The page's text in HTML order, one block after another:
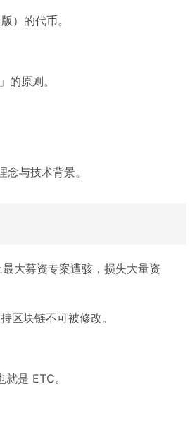
）的代币。
原则。
与技术背景。
大募资专案遭骇，损失大量资
区块链不可被修改。
是 ETC。